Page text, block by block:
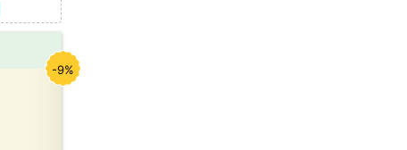
-9%